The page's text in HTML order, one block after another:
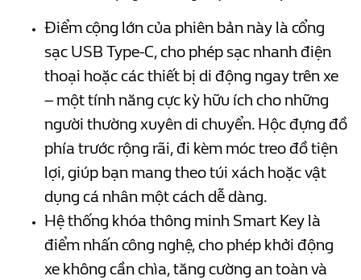
Điểm cộng lớn của phiên bản này là cổng
sạc USB Type-C, cho phép sạc nhanh điện
thoại hoặc các thiết bị di động ngay trên xe
– một tính năng cực kỳ hữu ích cho những
người thường xuyên di chuyển. Hộc đựng đồ
phía trước rộng rãi, đi kèm móc treo đồ tiện
lợi, giúp bạn mang theo túi xách hoặc vật
dụng cá nhân một cách dễ dàng.
Hệ thống khóa thông minh Smart Key là
điểm nhấn công nghệ, cho phép khởi động
xe không cần chìa, tăng cường an toàn và